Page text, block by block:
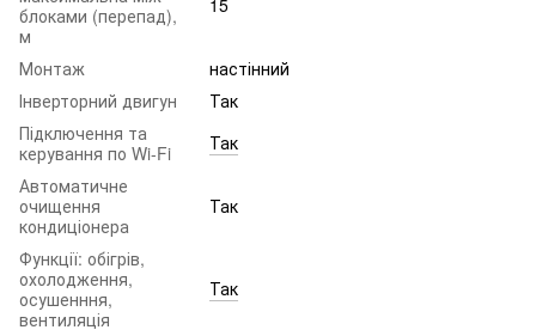
блоками (перепад),
м
15
Монтаж
настінний
Інверторний двигун
Так
Підключення та
керування по Wi-Fi
Так
Автоматичне
очищення
кондиціонера
Так
Функції: обігрів,
охолодження,
осушенння,
вентиляція
Так